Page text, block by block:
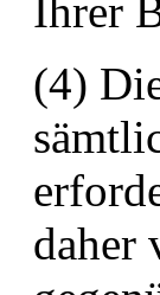
Ihrer
(4)
daher